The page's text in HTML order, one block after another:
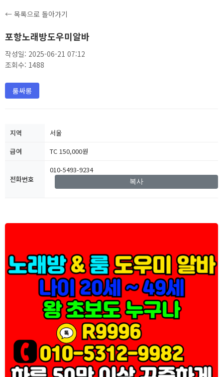
← 목록으로 돌아가기
포항노래방도우미알바
작성일: 2025-06-21 07:12
조회수: 1488
룸싸롱
지역
서울
급여
TC 150,000원
전화번호
010-5493-9234
복사